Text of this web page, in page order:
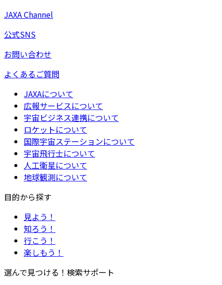
JAXA Channel
公式SNS
お問い合わせ
よくあるご質問
JAXAについて
広報サービスについて
宇宙ビジネス連携について
ロケットについて
国際宇宙ステーションについて
宇宙飛行士について
人工衛星について
地球観測について
目的から探す
見よう！
知ろう！
行こう！
楽しもう！
選んで見つける！検索サポート